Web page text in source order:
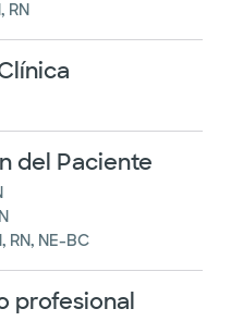
RN
del Paciente
RN, NE-BC
profesional